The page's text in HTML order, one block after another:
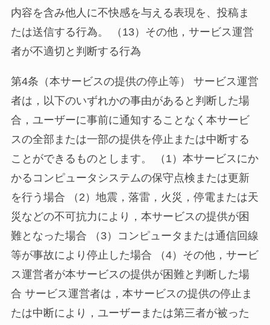
内容を含み他人に不快感を与える表現を、投稿ま
たは送信する行為。 （13）その他，サービス運営
者が不適切と判断する行為
第4条（本サービスの提供の停止等） サービス運営
者は，以下のいずれかの事由があると判断した場
合，ユーザーに事前に通知することなく本サービ
スの全部または一部の提供を停止または中断する
ことができるものとします。 （1）本サービスにか
かるコンピュータシステムの保守点検または更新
を行う場合 （2）地震，落雷，火災，停電または天
災などの不可抗力により，本サービスの提供が困
難となった場合 （3）コンピュータまたは通信回線
等が事故により停止した場合 （4）その他，サービ
ス運営者が本サービスの提供が困難と判断した場
合 サービス運営者は，本サービスの提供の停止ま
たは中断により，ユーザーまたは第三者が被った